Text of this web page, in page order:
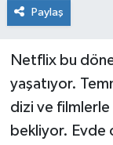
Paylaş
Netflix bu
yaşatıyor.
dizi ve
bekliyor. Evde